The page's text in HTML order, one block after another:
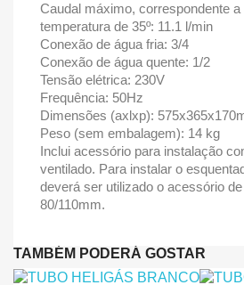
Caudal máximo, correspondente
temperatura de 35º: 11.1 l/min
Conexão de água fria: 3/4
Conexão de água quente: 1/2
Tensão elétrica: 230V
Frequência: 50Hz
Dimensões (axlxp):
Peso (sem embalagem): 14 kg
Inclui acessório para instalação
ventilado. Para instalar o
deverá ser utilizado o acessório
80/110mm.
TAMBÉM PODERÁ GOSTAR